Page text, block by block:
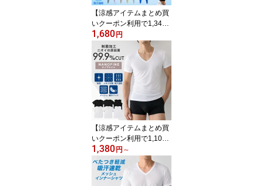
【涼感アイテムまとめ買
いクーポン利用で1,344
円！8/4 20:00〜8/11 1:5
9】レギンス メンズ 夏用
インナーパンツ 接触冷感
吸汗速乾 ドライ ロング
パンツ ボトムス 薄手 涼
しい 春 夏 伸縮性 紫外線
対策 スポーツ 作業服 作
業着【到着後レビューを
書いて半額クーポン】
1,680円
【涼感アイテムまとめ買
いクーポン利用で1,104
円〜！8/4 20:00〜8/11 1:
59】脇汗 インナー メン
ズ Vネック 夏 制菌 メッ
シュ ワキ汗 クルーネッ
1,380円 ～